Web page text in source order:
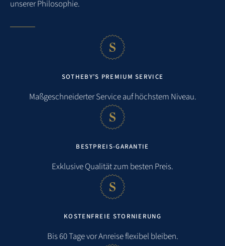
Entfernungen
unserer Philosophie.
SOTHEBY’S PREMIUM SERVICE
Maßgeschneiderter Service auf höchstem Niveau.
BESTPREIS-GARANTIE
Exklusive Qualität zum besten Preis.
KOSTENFREIE STORNIERUNG
Bis 60 Tage vor Anreise flexibel bleiben.